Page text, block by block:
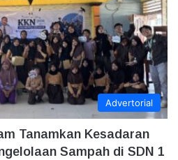
Advertorial
Tanamkan Kesadaran
Sampah di SDN 1